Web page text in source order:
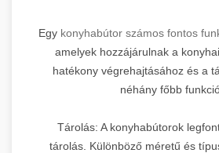
Egy konyhabútor számos fontos
amelyek hozzájárulnak a
hatékony végrehajtásához és a
néhány főbb
Tárolás: A konyhabútorok
tárolás. Különböző méretű és